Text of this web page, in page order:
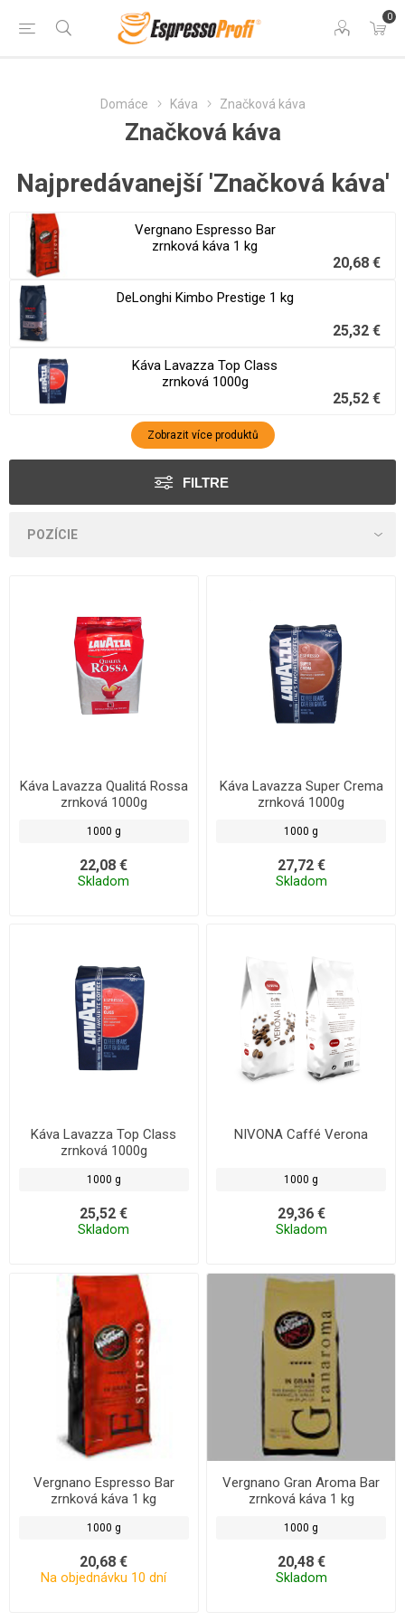
0
Domáce Káva Značková káva
Značková káva
Najpredávanejší 'Značková káva'
Vergnano Espresso Bar
zrnková káva 1 kg
20,68 €
DeLonghi Kimbo Prestige 1 kg
25,32 €
Káva Lavazza Top Class
zrnková 1000g
25,52 €
Zobrazit více produktů
FILTRE
Káva Lavazza Qualitá Rossa
zrnková 1000g
1000 g
22,08 €
Skladom
Káva Lavazza Super Crema
zrnková 1000g
1000 g
27,72 €
Skladom
Káva Lavazza Top Class
zrnková 1000g
1000 g
25,52 €
Skladom
NIVONA Caffé Verona
1000 g
29,36 €
Skladom
Vergnano Espresso Bar
zrnková káva 1 kg
1000 g
20,68 €
Na objednávku 10 dní
Vergnano Gran Aroma Bar
zrnková káva 1 kg
1000 g
20,48 €
Skladom